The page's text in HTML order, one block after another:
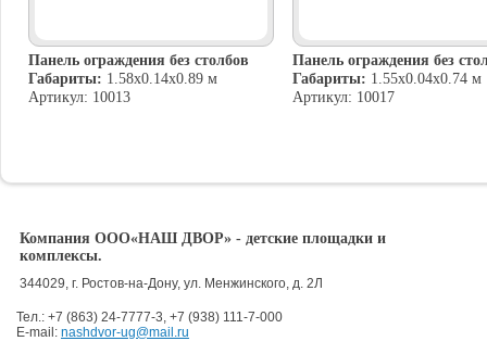
Панель ограждения без столбов
Габариты: 1.58х0.14х0.89 м
Артикул: 10013
Панель ограждения без
Габариты: 1.55х0.04х0.74 м
Артикул: 10017
Компания ООО«НАШ ДВОР» - детские площадки и
комплексы.
344029, г. Ростов-на-Дону, ул. Менжинского, д. 2Л
Тел.: +7 (863) 24-7777-3, +7 (938) 111-7-000
E-mail: nashdvor-ug@mail.ru